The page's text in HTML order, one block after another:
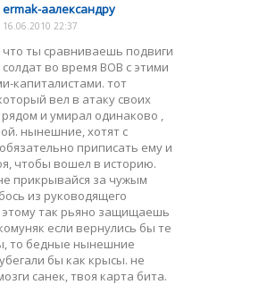
ermak-aалександру
16.06.2010 22:37
что ты сравниваешь подвиги
солдат во время ВОВ с этими
капиталистами. тот
вел в атаку своих
и умирал одинаково ,
нынешние, хотят с
приписать ему и
чтобы вошел в историю.
прикрывайся за чужым
из руководящего
этому так рьяно защищаешь
если вернулись бы те
то бедные нынешние
бы как крысы. не
санек, твоя карта бита.